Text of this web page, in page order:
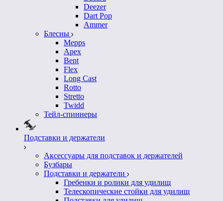
Deezer
Dart Pop
Ammer
Блесны
Mepps
Apex
Bent
Flex
Long Cast
Rotto
Stretto
Twidd
Тейл-спиннеры
Подставки и держатели
Аксессуары для подставок и держателей
Бузбары
Подставки и держатели
Гребенки и ролики для удилищ
Телескопические стойки для удилищ